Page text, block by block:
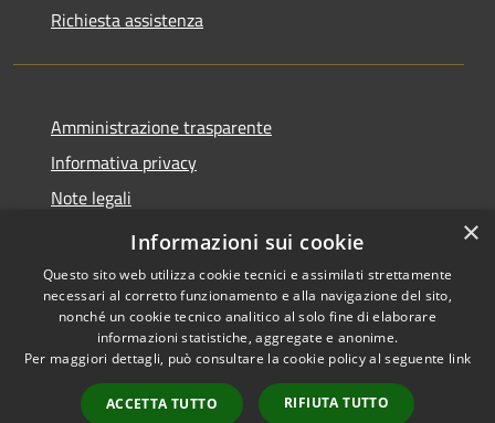
Richiesta assistenza
Amministrazione trasparente
Informativa privacy
Note legali
Dichiarazione di accessibilità
Accessibilità
Copyright © 2026 • Comune di
Ospedaletto Euganeo •
Powered byMunicipium
×
Informazioni sui cookie
Questo sito web utilizza cookie tecnici e assimilati strettamente
necessari al corretto funzionamento e alla navigazione del sito,
nonché un cookie tecnico analitico al solo fine di elaborare
informazioni statistiche, aggregate e anonime.
Per maggiori dettagli, può consultare la cookie policy al seguente link
ACCETTA TUTTO RIFIUTA TUTTO